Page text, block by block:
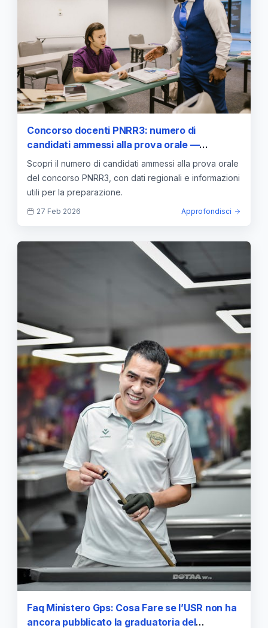
Concorso docenti PNRR3: numero di
candidati ammessi alla prova orale —
approfondimento e guida
Scopri il numero di candidati ammessi alla prova orale
del concorso PNRR3, con dati regionali e informazioni
utili per la preparazione.
27 Feb 2026 Approfondisci
Faq Ministero Gps: Cosa Fare se l’USR non ha
ancora pubblicato la graduatoria del